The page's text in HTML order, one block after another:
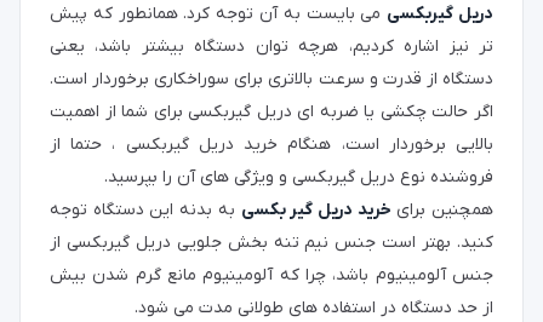
دریل گیربکسی می بایست به آن توجه کرد. همانطور که پیش
تر نیز اشاره کردیم، هرچه توان دستگاه بیشتر باشد، یعنی
دستگاه از قدرت و سرعت بالاتری برای سوراخکاری برخوردار است.
اگر حالت چکشی یا ضربه ای دریل گیربکسی برای شما از اهمیت
بالایی برخوردار است، هنگام خرید دریل گیربکسی ، حتما از
فروشنده نوع دریل گیربکسی و ویژگی های آن را بپرسید.
همچنین برای خرید دریل گیر بکسی به بدنه این دستگاه توجه
کنید. بهتر است جنس نیم تنه بخش جلویی دریل گیربکسی از
جنس آلومینیوم باشد، چرا که آلومینیوم مانع گرم شدن بیش
از حد دستگاه در استفاده های طولانی مدت می شود.